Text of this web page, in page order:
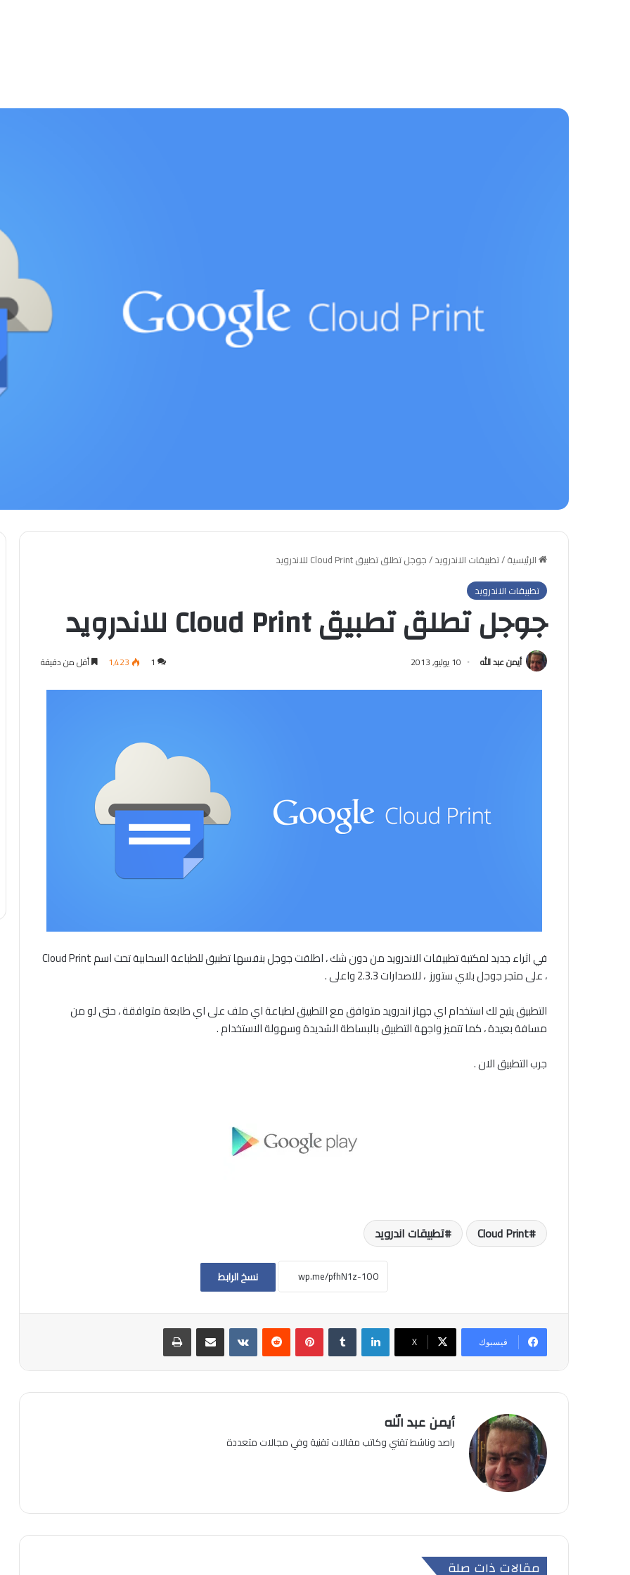
الرئيسية/تطبيقات الاندرويد/جوجل تطلق تطبيق Cloud Print للاندرويد
تطبيقات الاندرويد
جوجل تطلق تطبيق Cloud Print للاندرويد
أيمن عبد الله 10 يوليو, 2013 1 1٬423 أقل من دقيقة
في اثراء جديد لمكتبة تطبيقات الاندرويد من دون شك ، اطلقت جوجل بنفسها تطبيق للطباعة السحابية تحت اسم Cloud Print
، على متجر جوجل بلاي ستورز ، للاصدارات 2.3.3 واعلى .
التطبيق يتيح لك استخدام اي جهاز اندرويد متوافق مع التطبيق لطباعة اي ملف على اي طابعة متوافقة ، حتى لو من
مسافة بعيدة ، كما تتميز واجهة التطبيق بالبساطة الشديدة وسهولة الاستخدام .
جرب التطبيق الان .
Cloud Print تطبيقات اندرويد
نسخ الرابط
فيسبوك ‫X
لينكدإن بينتيريست مشاركة عبر البريد طباعة
أيمن عبد الله
راصد وناشط تقني وكاتب مقالات تقنية وفي مجالات متعددة
مقالات ذات صلة